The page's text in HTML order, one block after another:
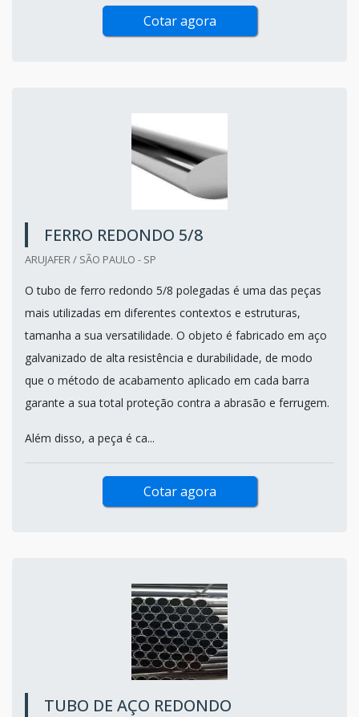
Cotar agora
FERRO REDONDO 5/8
ARUJAFER / SÃO PAULO - SP
O tubo de ferro redondo 5/8 polegadas é uma das peças
mais utilizadas em diferentes contextos e estruturas,
tamanha a sua versatilidade. O objeto é fabricado em aço
galvanizado de alta resistência e durabilidade, de modo
que o método de acabamento aplicado em cada barra
garante a sua total proteção contra a abrasão e ferrugem.
Além disso, a peça é ca...
Cotar agora
TUBO DE AÇO REDONDO